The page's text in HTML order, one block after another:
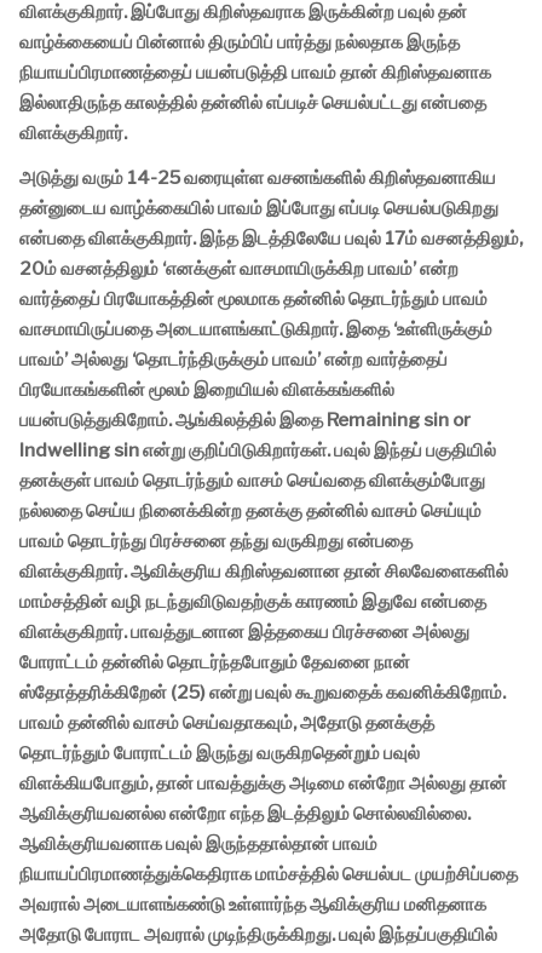
விளக்குகிறார். இப்போது கிறிஸ்தவராக இருக்கின்ற பவுல் தன்
வாழ்க்கையைப் பின்னால் திரும்பிப் பார்த்து நல்லதாக இருந்த
நியாயப்பிரமாணத்தைப் பயன்படுத்தி பாவம் தான் கிறிஸ்தவனாக
இல்லாதிருந்த காலத்தில் தன்னில் எப்படிச் செயல்பட்டது என்பதை
விளக்குகிறார்.
அடுத்து வரும் 14-25 வரையுள்ள வசனங்களில் கிறிஸ்தவனாகிய
தன்னுடைய வாழ்க்கையில் பாவம் இப்போது எப்படி செயல்படுகிறது
என்பதை விளக்குகிறார். இந்த இடத்திலேயே பவுல் 17ம் வசனத்திலும்,
20ம் வசனத்திலும் ‘எனக்குள் வாசமாயிருக்கிற பாவம்’ என்ற
வார்த்தைப் பிரயோகத்தின் மூலமாக தன்னில் தொடர்ந்தும் பாவம்
வாசமாயிருப்பதை அடையாளங்காட்டுகிறார். இதை ‘உள்ளிருக்கும்
பாவம்’ அல்லது ‘தொடர்ந்திருக்கும் பாவம்’ என்ற வார்த்தைப்
பிரயோகங்களின் மூலம் இறையியல் விளக்கங்களில்
பயன்படுத்துகிறோம். ஆங்கிலத்தில் இதை Remaining sin or
Indwelling sin என்று குறிப்பிடுகிறார்கள். பவுல் இந்தப் பகுதியில்
தனக்குள் பாவம் தொடர்ந்தும் வாசம் செய்வதை விளக்கும்போது
நல்லதை செய்ய நினைக்கின்ற தனக்கு தன்னில் வாசம் செய்யும்
பாவம் தொடர்ந்து பிரச்சனை தந்து வருகிறது என்பதை
விளக்குகிறார். ஆவிக்குரிய கிறிஸ்தவனான தான் சிலவேளைகளில்
மாம்சத்தின் வழி நடந்துவிடுவதற்குக் காரணம் இதுவே என்பதை
விளக்குகிறார். பாவத்துடனான இத்தகைய பிரச்சனை அல்லது
போராட்டம் தன்னில் தொடர்ந்தபோதும் தேவனை நான்
ஸ்தோத்தரிக்கிறேன் (25) என்று பவுல் கூறுவதைக் கவனிக்கிறோம்.
பாவம் தன்னில் வாசம் செய்வதாகவும், அதோடு தனக்குத்
தொடர்ந்தும் போராட்டம் இருந்து வருகிறதென்றும் பவுல்
விளக்கியபோதும், தான் பாவத்துக்கு அடிமை என்றோ அல்லது தான்
ஆவிக்குரியவனல்ல என்றோ எந்த இடத்திலும் சொல்லவில்லை.
ஆவிக்குரியவனாக பவுல் இருந்ததால்தான் பாவம்
நியாயப்பிரமாணத்துக்கெதிராக மாம்சத்தில் செயல்பட முயற்சிப்பதை
அவரால் அடையாளங்கண்டு உள்ளார்ந்த ஆவிக்குரிய மனிதனாக
அதோடு போராட அவரால் முடிந்திருக்கிறது. பவுல் இந்தப்பகுதியில்